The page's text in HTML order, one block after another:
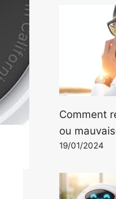
Comment
ou
19/01/2024